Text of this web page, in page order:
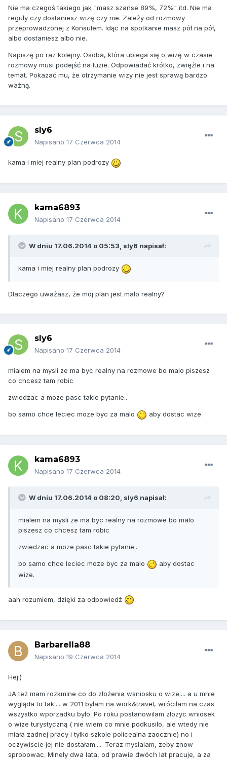
Nie ma czegoś takiego jak "masz szanse 89%, 72%" itd. Nie ma
reguły czy dostaniesz wizę czy nie. Zależy od rozmowy
przeprowadzonej z Konsulem. Idąc na spotkanie masz pół na pół,
albo dostaniesz albo nie.
Napiszę po raz kolejny. Osoba, która ubiega się o wizę w czasie
rozmowy musi podejść na luzie. Odpowiadać krótko, zwięźle i na
temat. Pokazać mu, że otrzymanie wizy nie jest sprawą bardzo
ważną.
sly6
Napisano 17 Czerwca 2014
kama i miej realny plan podrozy
kama6893
Napisano 17 Czerwca 2014
W dniu 17.06.2014 o 05:53, sly6 napisał:
kama i miej realny plan podrozy
Dlaczego uważasz, że mój plan jest mało realny?
sly6
Napisano 17 Czerwca 2014
mialem na mysli ze ma byc realny na rozmowe bo malo piszesz
co chcesz tam robic
zwiedzac a moze pasc takie pytanie..
bo samo chce leciec moze byc za malo aby dostac wize.
kama6893
Napisano 17 Czerwca 2014
W dniu 17.06.2014 o 08:20, sly6 napisał:
mialem na mysli ze ma byc realny na rozmowe bo malo
piszesz co chcesz tam robic
zwiedzac a moze pasc takie pytanie..
bo samo chce leciec moze byc za malo
aby dostac
wize.
aah rozumiem, dzięki za odpowiedź
Barbarella88
Napisano 19 Czerwca 2014
Hej:)
JA też mam rozkmine co do złożenia wsniosku o wize.... a u mnie
wygląda to tak.... w 2011 byłam na work&travel, wróciłam na czas
wszystko wporzadku było. Po roku postanowilam zlozyc wniosek
o wize turystyczną ( nie wiem co mnie podkusiło, ale wtedy nie
miała zadnej pracy i tylko szkole policealna zaocznie) no i
oczywiscie jej nie dostałam..... Teraz myslalam, zeby znow
sprobowac. Mineły dwa lata, od prawie dwóch lat pracuje, a za